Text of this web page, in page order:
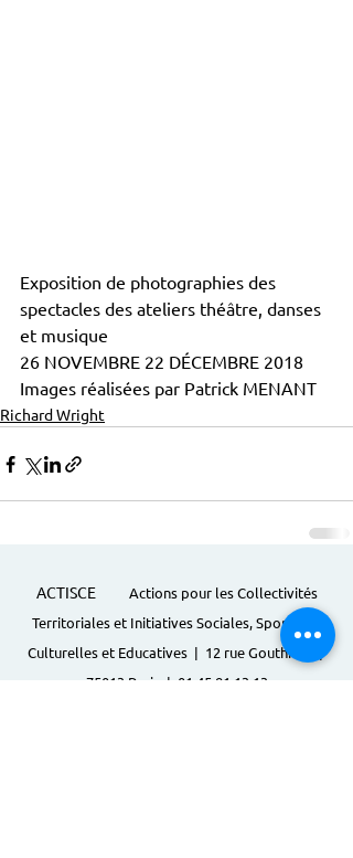
Exposition de photographies des
spectacles des ateliers théâtre, danses
et musique
26 NOVEMBRE 22 DÉCEMBRE 2018
Images réalisées par Patrick MENANT
Richard Wright
ACTISCE
Actions pour les Collectivités
Territoriales et Initiatives Sociales, Sportives,
Culturelles et Educatives | 12 rue Gouthière |
75013 Paris | 01 45 81 13 13